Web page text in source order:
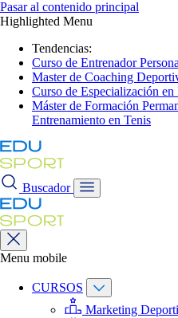
Pasar al contenido principal
Highlighted Menu
Tendencias:
Curso de Entrenador
Master de Coaching
Curso de Especialización
Máster de Formación
Entrenamiento en Tenis
Buscador
Menu mobile
CURSOS
Marketing